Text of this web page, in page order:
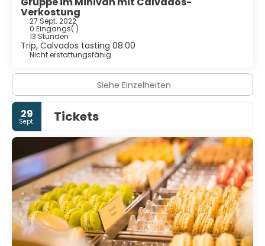
Verkostung
27 Sept. 2022
0 Eingangs( )
13 Stunden
Trip, Calvados tasting 08:00
Nicht erstattungsfähig
Siehe Einzelheiten
29
Sept. Tickets